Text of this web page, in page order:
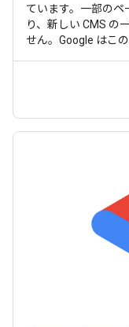
ています。一部のペ
り、新しい CMS の
せん。Google はこ
いくケースはよく